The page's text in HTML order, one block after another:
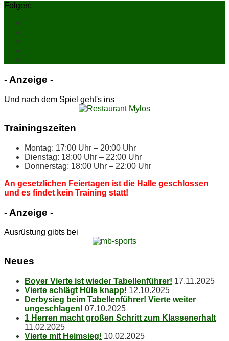
Folgen:
- An­zei­ge -
Und nach dem Spiel geht's ins
Trai­nings­zei­ten
Mon­tag: 17:00 Uhr – 20:00 Uhr
Diens­tag: 18:00 Uhr – 22:00 Uhr
Don­ners­tag: 18:00 Uhr – 22:00 Uhr
An ge­setz­li­chen Fei­er­ta­gen ist die Hal­le ge­schlos­sen
und es fin­det kein Trai­ning statt!
- An­zei­ge -
Ausrüstung gibts bei
Neu­es
Boy­er Vier­te ist wie­der Tabellenführer! 17.11.2025
Vier­te schlägt Hüls knapp! 12.10.2025
Der­by­sieg beim Ta­bel­len­füh­rer! Vier­te wei­ter
ungeschlagen! 07.10.2025
1 Her­ren macht gro­ßen Schritt zum Klassenerhalt
11.02.2025
Vier­te mit Heimsieg! 10.02.2025